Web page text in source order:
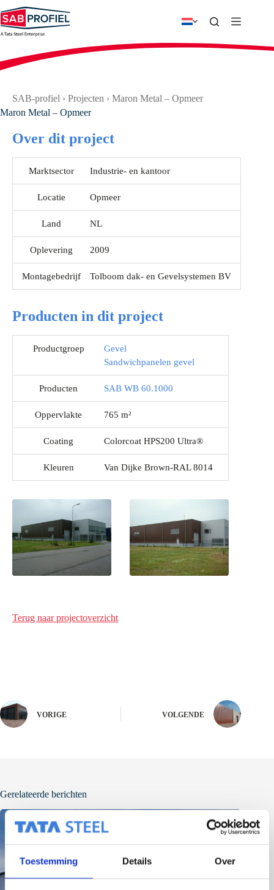
Toestemming Details Over
naar
de
inhoud
SAB-profiel › Projecten › Maron Metal – Opmeer
Maron Metal – Opmeer
Over dit project
Marktsector Industrie- en kantoor
Locatie Opmeer
Land NL
Oplevering 2009
Montagebedrijf Tolboom dak- en Gevelsystemen BV
Producten in dit project
Productgroep
Gevel
Sandwichpanelen gevel
Producten SAB WB 60.1000
Oppervlakte 765 m²
Coating Colorcoat HPS200 Ultra®
Kleuren Van Dijke Brown-RAL 8014
Terug naar projectoverzicht
VORIGE VOLGENDE
Gerelateerde berichten